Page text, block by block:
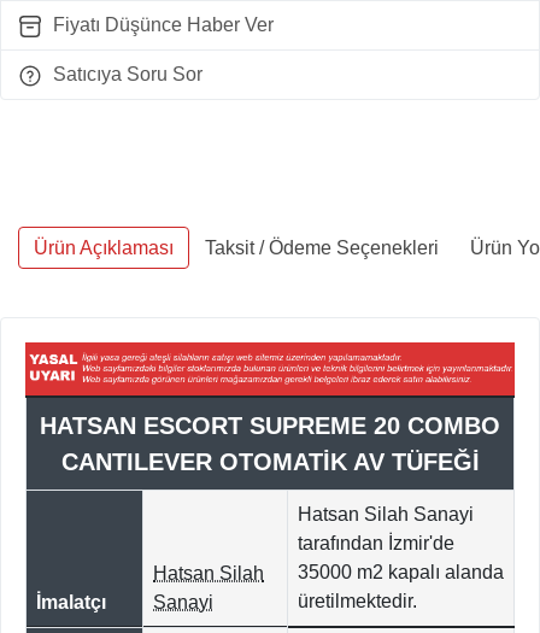
Fiyatı Düşünce Haber Ver
Satıcıya Soru Sor
Ürün Açıklaması Taksit / Ödeme Seçenekleri Ürün
HATSAN ESCORT SUPREME 20 COMBO
CANTILEVER OTOMATİK AV TÜFEĞİ
İmalatçı
Hatsan Silah
Sanayi
Hatsan Silah Sanayi
tarafından İzmir'de
35000 m2 kapalı alanda
üretilmektedir.